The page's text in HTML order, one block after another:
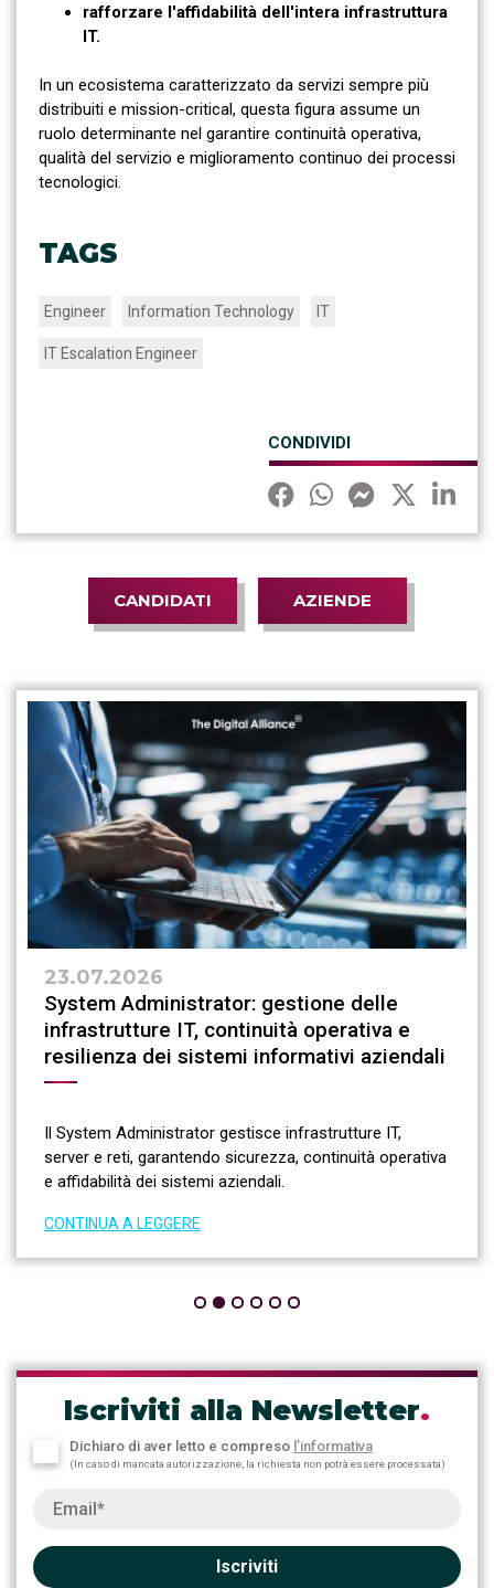
rafforzare l'affidabilità dell'intera infrastruttura
IT.
In un ecosistema caratterizzato da servizi sempre più
distribuiti e mission-critical, questa figura assume un
ruolo determinante nel garantire continuità operativa,
qualità del servizio e miglioramento continuo dei processi
tecnologici.
TAGS
Engineer Information Technology IT
IT Escalation Engineer
CONDIVIDI
CANDIDATI AZIENDE
23.07.2026
System Administrator: gestione delle
infrastrutture IT, continuità operativa e
resilienza dei sistemi informativi aziendali
Il System Administrator gestisce infrastrutture IT,
server e reti, garantendo sicurezza, continuità operativa
e affidabilità dei sistemi aziendali.
CONTINUA A LEGGERE
Iscriviti alla Newsletter.
Dichiaro di aver letto e compreso l’informativa
(In caso di mancata autorizzazione, la richiesta non potrà essere processata)
Iscriviti